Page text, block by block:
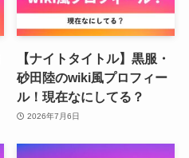
【ナイトタイトル】黒服・
砂田陸のwiki風プロフィー
ル！現在なにしてる？
2026年7月6日